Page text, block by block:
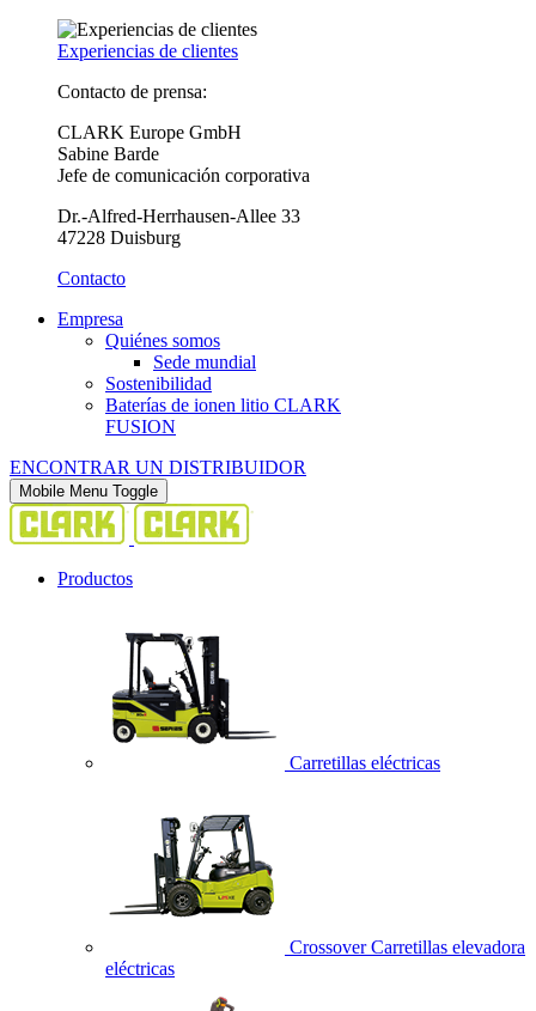
Experiencias de clientes
Contacto de prensa:
CLARK Europe GmbH
Sabine Barde
Jefe de comunicación corporativa
Dr.-Alfred-Herrhausen-Allee 33
47228 Duisburg
Contacto
Empresa
Quiénes somos
Sede mundial
Sostenibilidad
Baterías de ionen litio CLARK
FUSION
ENCONTRAR UN DISTRIBUIDOR
Mobile Menu Toggle
Productos
Carretillas eléctricas
Crossover Carretillas elevadora
eléctricas